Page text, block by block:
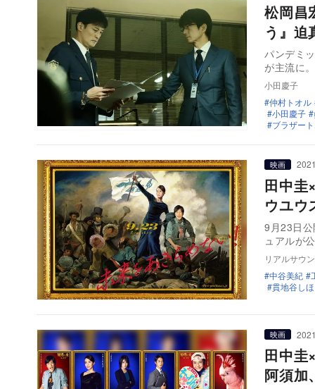
松岡昌
う』迫
パンデミ
が主流に
小田慶子
仲村トオル
小田慶子
ブラザー
映画
田中圭
ウユウ
9月23日
ュアルが
リアルサウ
中谷美紀
貫地谷しほ
映画
田中圭
阿須加